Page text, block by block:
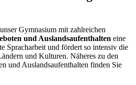
Gymnasium mit zahlreichen
und Auslandsaufenthalten eine
Spracharbeit und fördert so intensiv die
und Kulturen. Näheres zu den
und Auslandsaufenthalten finden Sie